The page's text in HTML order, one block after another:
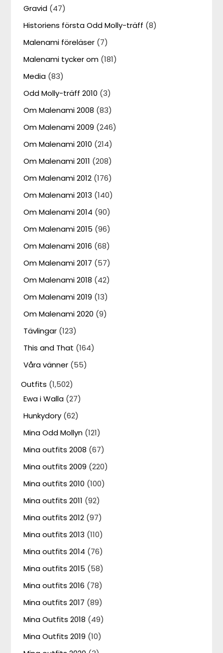
Gravid (47)
Historiens första Odd Molly-träff (8)
Malenami föreläser (7)
Malenami tycker om (181)
Media (83)
Odd Molly-träff 2010 (3)
Om Malenami 2008 (83)
Om Malenami 2009 (246)
Om Malenami 2010 (214)
Om Malenami 2011 (208)
Om Malenami 2012 (176)
Om Malenami 2013 (140)
Om Malenami 2014 (90)
Om Malenami 2015 (96)
Om Malenami 2016 (68)
Om Malenami 2017 (57)
Om Malenami 2018 (42)
Om Malenami 2019 (13)
Om Malenami 2020 (9)
Tävlingar (123)
This and That (164)
Våra vänner (55)
Outfits (1,502)
Ewa i Walla (27)
Hunkydory (62)
Mina Odd Mollyn (121)
Mina outfits 2008 (67)
Mina outfits 2009 (220)
Mina outfits 2010 (100)
Mina outfits 2011 (92)
Mina outfits 2012 (97)
Mina outfits 2013 (110)
Mina outfits 2014 (76)
Mina outfits 2015 (58)
Mina outfits 2016 (78)
Mina outfits 2017 (89)
Mina Outfits 2018 (49)
Mina Outfits 2019 (10)